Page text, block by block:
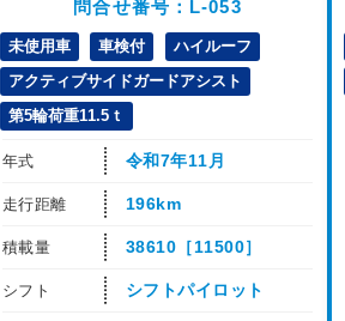
問合せ番号：L-053
未使用車 車検付
ハイルーフ
アクティブサイドガードアシスト
第5輪荷重11.5ｔ
年式 令和7年11月
走行距離 196km
積載量 38610［11500］
シフト シフトパイロット